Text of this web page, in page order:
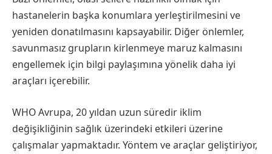
hastanelerin başka konumlara yerleştirilmesini ve
yeniden donatılmasını kapsayabilir. Diğer önlemler,
savunmasız grupların kirlenmeye maruz kalmasını
engellemek için bilgi paylaşımına yönelik daha iyi
araçları içerebilir.
WHO Avrupa, 20 yıldan uzun süredir iklim
değişikliğinin sağlık üzerindeki etkileri üzerine
çalışmalar yapmaktadır. Yöntem ve araçlar geliştiriyor,